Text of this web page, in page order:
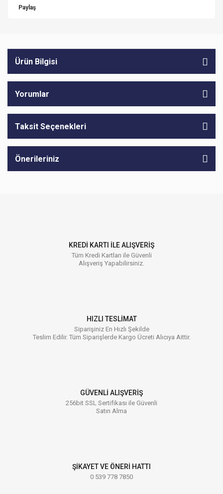
Paylaş
Ürün Bilgisi
Yorumlar
Taksit Seçenekleri
Önerileriniz
KREDİ KARTI İLE ALIŞVERİŞ
Tüm Kredi Kartları ile Güvenli
Alışveriş Yapabilirsiniz.
HIZLI TESLİMAT
Siparişiniz En Hızlı Şekilde
Teslim Edilir. Tüm Siparişlerde Kargo Ücreti Alıcıya Aittir.
GÜVENLİ ALIŞVERİŞ
256bit SSL Sertifikası ile Güvenli
Satın Alma
ŞİKAYET VE ÖNERİ HATTI
0 539 778 7850